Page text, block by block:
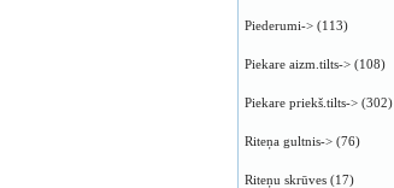
Piederumi-> (113)
Piekare aizm.tilts-> (108)
Piekare priekš.tilts-> (302)
Riteņa gultnis-> (76)
Riteņu skrūves (17)